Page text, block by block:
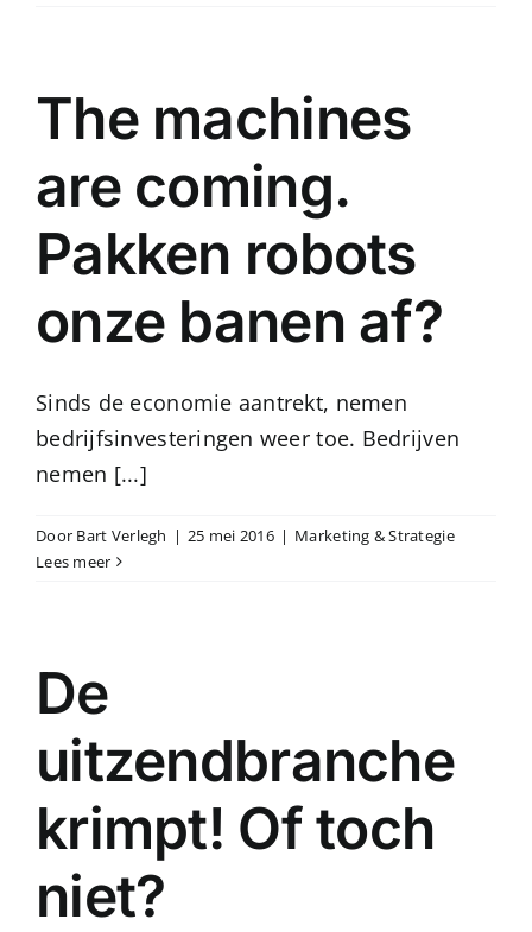
The machines
are coming.
Pakken robots
onze banen af?
Sinds de economie aantrekt, nemen
bedrijfsinvesteringen weer toe. Bedrijven
nemen [...]
Door Bart Verlegh | 25 mei 2016 | Marketing & Strategie
Lees meer
De
uitzendbranche
krimpt! Of toch
niet?